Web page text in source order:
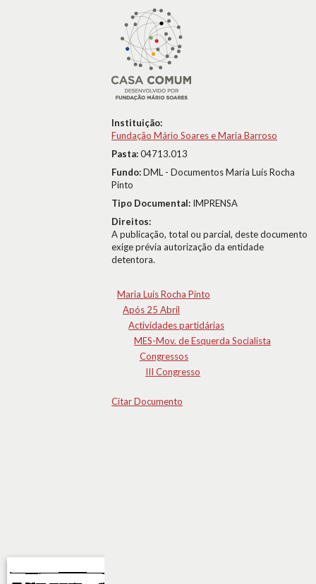
Instituição:
Fundação Mário Soares e Maria Barroso
Pasta:04713.013
Fundo:DML - Documentos Maria Luís Rocha
Pinto
Tipo Documental: IMPRENSA
Direitos:
A publicação, total ou parcial, deste documento
exige prévia autorização da entidade
detentora.
Maria Luís Rocha Pinto
Após 25 Abril
Actividades partidárias
MES-Mov. de Esquerda Socialista
Congressos
III Congresso
Citar Documento